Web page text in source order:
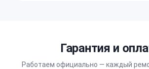
Гарантия и
Работаем официально — каждый